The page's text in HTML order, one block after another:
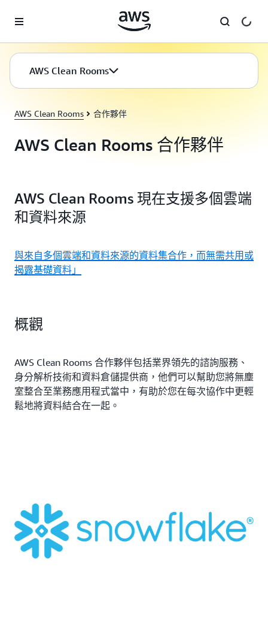
AWS Clean Rooms
AWS Clean Rooms 合作夥伴
AWS Clean Rooms 合作夥伴
AWS Clean Rooms 現在支援多個雲端
和資料來源
與來自多個雲端和資料來源的資料集合作，而無需共用或
揭露基礎資料」
概觀
AWS Clean Rooms 合作夥伴包括業界領先的諮詢服務、
身分解析技術和資料倉儲提供商，他們可以幫助您將無塵
室整合至業務應用程式當中，有助於您在每次協作中更輕
鬆地將資料結合在一起。